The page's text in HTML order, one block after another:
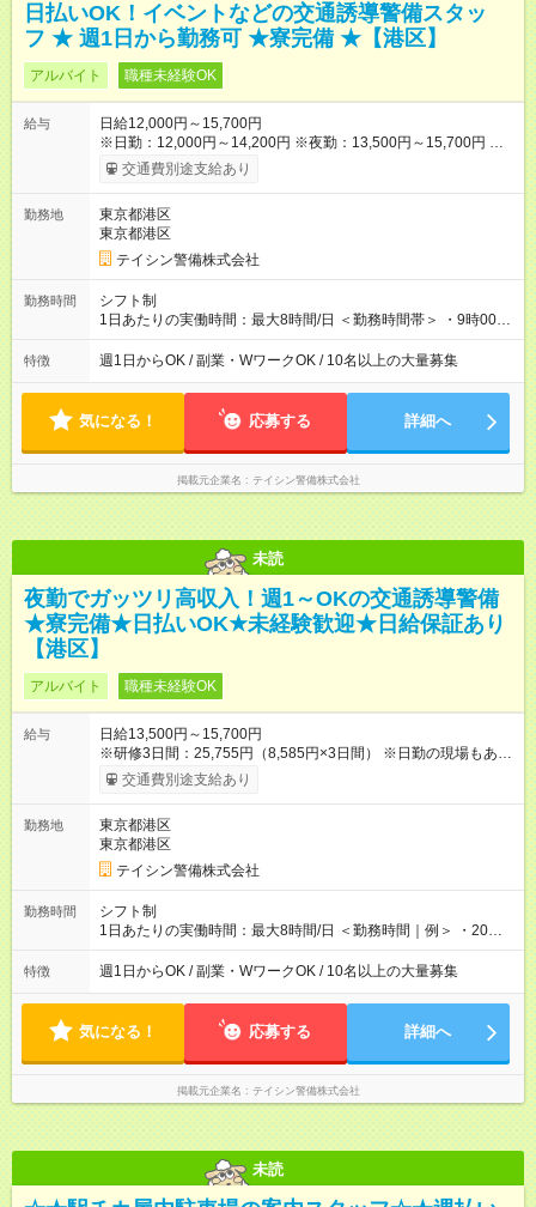
日払いOK！イベントなどの交通誘導警備スタッ
フ ★ 週1日から勤務可 ★寮完備 ★【港区】
アルバイト 職種未経験OK
給与
日給12,000円～15,700円
※日勤：12,000円～14,200円 ※夜勤：13,500円～15,700円 ※研
修3日間：25,755円（8,585円×3日間） ✅早上がりでも日給全額
保証◎ ✅寮完備！即入居OK！ ✅週1日～勤務OK ✅週5日勤務×フ
全額支給 ※資格取得費用は会社が全額負担します。 ＜＜ ✨紹介
報奨金キャンペーン✨ ＞＞ 紹介する側＆入社する側も嬉しい制
度！ 条件に応じて、下記報奨金を支給♪ ■紹介者：最大10万円 ■
入社者：最大5万円 ■入社者（即戦力）：最大7万円 【試用期
間】試用期間あり 試用期間の長さ：2ヶ月 雇用形態、給与は本
採用時と同じです。
交通費別途支給あり
勤務地
東京都港区
東京都港区
テイシン警備株式会社
勤務時間
シフト制
1日あたりの実働時間：最大8時間/日 ＜勤務時間帯＞ ・9時00分
～18時00分 ・20時00分～05時00分 ◎週1日から勤務可能で、1
週間ごと1ヶ月ごとの自己申告制シフトを採用。短期勤務や副業
など、ライフスタイルに合わせた働き方ができます。有給休暇
も積極的に取得可能です！
特徴 週1日からOK / 副業・WワークOK / 10名以上の大量募集
気になる！ 応募する 詳細へ
掲載元企業名 テイシン警備株式会社
未読
夜勤でガッツリ高収入！週1～OKの交通誘導警備
★寮完備★日払いOK★未経験歓迎★日給保証あり
【港区】
アルバイト 職種未経験OK
給与
日給13,500円～15,700円
※研修3日間：25,755円（8,585円×3日間） ※日勤の現場もあり
ます！ ◎例えば20日勤務の場合、月収27万円（13500円×20
日）となります。 ＼＼日給全額保証あり／／ 現場によっては、
証します！ そのため、希望があれば1日2現場も可能です！ その
場合：日収2万5,500円(※)以上稼げます！ ※内訳：日勤12,000円
＋夜勤13,500円 ◎資格手当（最大2200円／日）や残業代は別途
全額支給。 資格取得費用は会社が全額負担します。 【試用
期間】試用期間あり 試用期間の長さ：2ヶ月 雇用形態、給与は
本採用時と同じです。
交通費別途支給あり
勤務地
東京都港区
東京都港区
テイシン警備株式会社
勤務時間
シフト制
1日あたりの実働時間：最大8時間/日 ＜勤務時間｜例＞ ・20：
00～翌5：00 ・21：00～翌6：00 ◎週1日から勤務可能で、1週
間ごと1ヶ月ごとの自己申告制シフトを採用。短期勤務や副業と
ど、ライフスタイルに合わせた働き方ができます。有給休暇も
積極的に取得可能です！
特徴 週1日からOK / 副業・WワークOK / 10名以上の大量募集
気になる！ 応募する 詳細へ
掲載元企業名 テイシン警備株式会社
未読